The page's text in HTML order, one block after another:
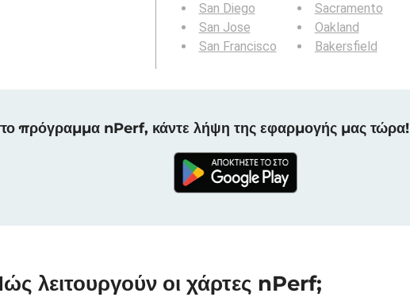
San Diego
San Jose
San Francisco
Sacramento
Oakland
Bakersfield
πρόγραμμα nPerf, κάντε λήψη της εφαρμογής μας τώρα!
λειτουργούν οι χάρτες nPerf;